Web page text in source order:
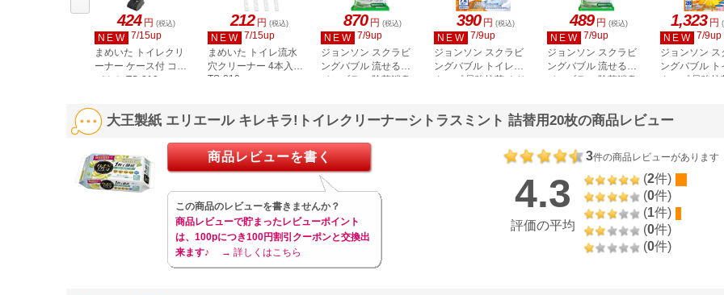
424 円 (税込)
NEW 7/15up
まめいた トイレクリ
ーナー ケース付 コン
パクト TS-313
212 円 (税込)
NEW 7/15up
まめいた トイレ流水
穴クリーナー 4本入
TS-310
870 円 (税込)
NEW 7/9up
ジョンソン スクラビ
ングバブル 流せるト
イレブラシ 除菌消臭
24個入
390 円 (税込)
NEW 7/9up
ジョンソン スクラビ
ングバブル トイレス
タンプ 最強抗菌 クリ
489 円 (税込)
NEW 7/9up
ジョンソン スクラビ
ングバブル 流せるト
イレブラシ 除菌消臭
1,323 円
NEW 7/9up
ジョンソン ス
ングバブル ト
タンプ 最強抗
大王製紙 エリエール キレキラ!トイレクリーナーシトラスミント 詰替用20枚の商品レビュー
3件の商品レビューがあります
4.3
評価の平均
(2件)
(0件)
(1件)
(0件)
(0件)
商品レビューを書く
この商品のレビューを書きませんか？
商品レビューで貯まったレビューポイント
は、100pにつき100円割引クーポンと交換出
来ます♪
→ 詳しくはこちら